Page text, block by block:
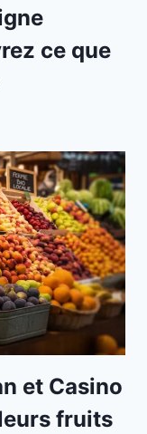
ce que
et Casino
fruits